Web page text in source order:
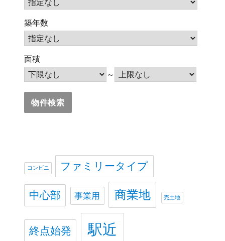
築年数
面積
～
コンビニ ファミリータイプ
中心部 事業用 商業地 売土地
終点始発 駅近